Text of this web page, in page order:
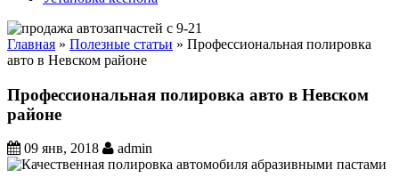
Вы здесь
Главная » Полезные статьи » Профессиональная полировка
авто в Невском районе
Профессиональная полировка авто в Невском
районе
09 янв, 2018 admin